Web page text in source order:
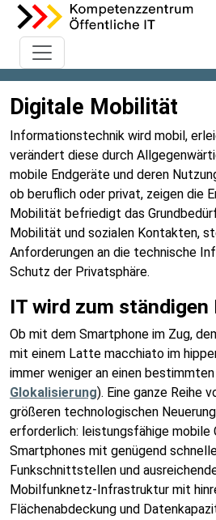
Digitale Mobilität
Informationstechnik wird mobil,
verändert diese durch
mobile Endgeräte und deren
ob beruflich oder privat, zeigen die
Mobilität befriedigt das
Mobilität und sozialen Kontakten,
Anforderungen an die technische
Schutz der Privatsphäre.
IT wird zum ständigen
Ob mit dem Smartphone im Zug,
mit einem Latte macchiato im
immer weniger an einen
Glokalisierung). Eine ganze Reihe
größeren technologischen
erforderlich: leistungsfähige mobile
Smartphones mit genügend
Funkschnittstellen und
Mobilfunknetz-Infrastruktur mit
Flächenabdeckung und